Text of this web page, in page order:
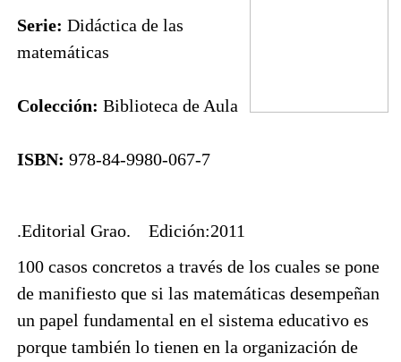
Serie: Didáctica de las
matemáticas
Colección: Biblioteca de Aula
ISBN: 978-84-9980-067-7
.Editorial Grao. Edición:2011
100 casos concretos a través de los cuales se pone
de manifiesto que si las matemáticas desempeñan
un papel fundamental en el sistema educativo es
porque también lo tienen en la organización de